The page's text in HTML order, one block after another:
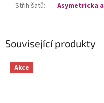
Související produkty
Akce
Střih šatů: Asymetricka a